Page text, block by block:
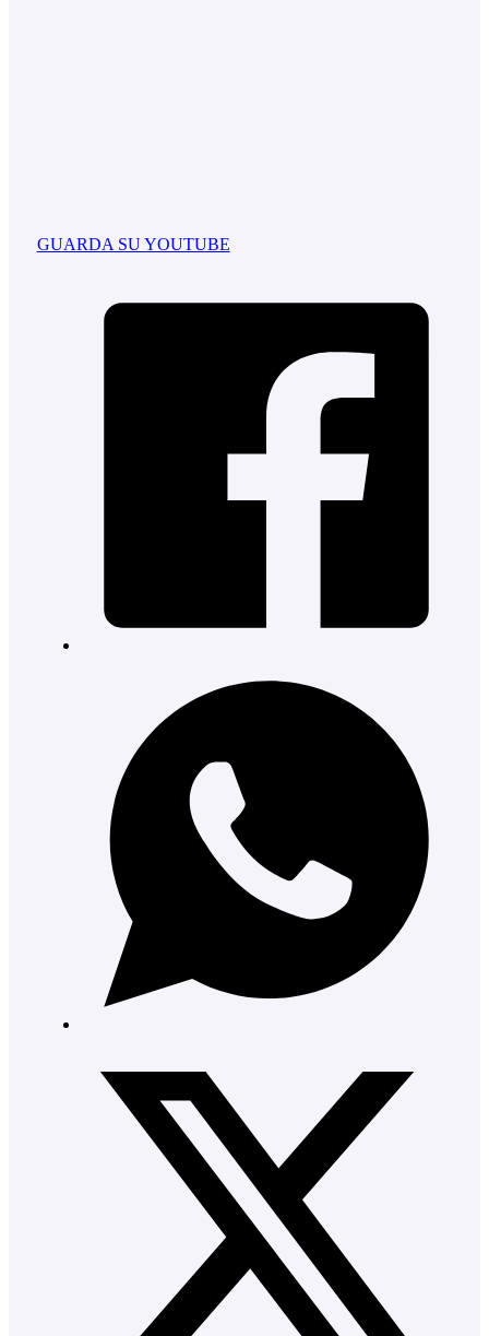
GUARDA SU YOUTUBE